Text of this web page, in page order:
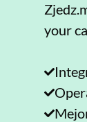
your